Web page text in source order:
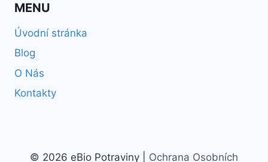
MENU
Úvodní stránka
Blog
O Nás
Kontakty
© 2026 eBio Potraviny | Ochrana Osobních